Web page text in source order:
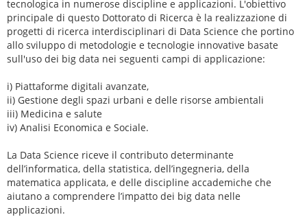
tecnologica in numerose discipline e applicazioni. L'obiettivo
principale di questo Dottorato di Ricerca è la realizzazione di
progetti di ricerca interdisciplinari di Data Science che portino
allo sviluppo di metodologie e tecnologie innovative basate
sull'uso dei big data nei seguenti campi di applicazione:
i) Piattaforme digitali avanzate,
ii) Gestione degli spazi urbani e delle risorse ambientali
iii) Medicina e salute
iv) Analisi Economica e Sociale.
La Data Science riceve il contributo determinante
dell’informatica, della statistica, dell’ingegneria, della
matematica applicata, e delle discipline accademiche che
aiutano a comprendere l’impatto dei big data nelle
applicazioni.